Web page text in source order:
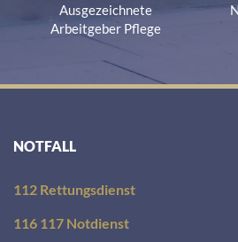
Ausgezeichnete
Arbeitgeber Pflege
NOTFALL
112 Rettungsdienst
116 117 Notdienst